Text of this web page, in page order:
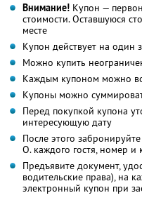
Внимание! Купон —
стоимости. Оставшуюся
месте
Купон действует на один
Можно купить
Каждым купоном можно
Купоны можно
Перед покупкой купона
интересующую дату
После этого
О. каждого гостя, номер и
Предъявите документ,
водительские права), на
электронный купон при